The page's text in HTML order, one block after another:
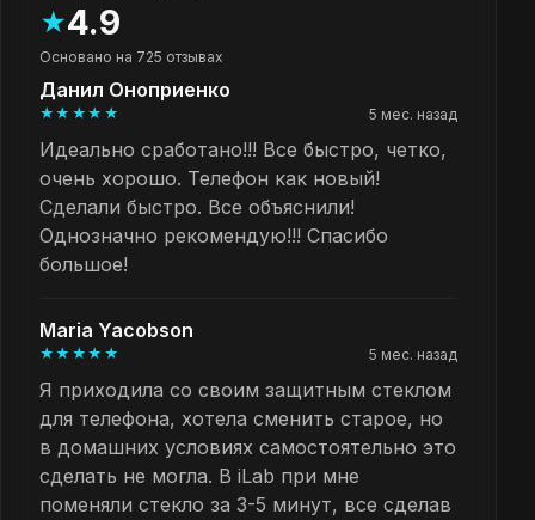
★4.9
Основано на 725 отзывах
Данил Оноприенко
★★★★★ 5 мес. назад
Идеально сработано!!! Все быстро, четко,
очень хорошо. Телефон как новый!
Сделали быстро. Все объяснили!
Однозначно рекомендую!!! Спасибо
большое!
Maria Yacobson
★★★★★ 5 мес. назад
Я приходила со своим защитным стеклом
для телефона, хотела сменить старое, но
в домашних условиях самостоятельно это
сделать не могла. В iLab при мне
поменяли стекло за 3-5 минут, все сделав